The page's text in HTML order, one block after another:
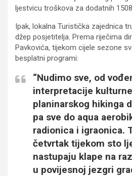
ljestvicu troškova za dodatnih
Ipak, lokalna Turistička zajednica
džep posjetitelja. Prema riječima
Pavkovića, tijekom cijele sezone
besplatni programi:
“Nudimo sve, od
interpretacije
planinarskog hikinga
pa sve do aqua
radionica i igraonica.
četvrtak tijekom sto
nastupaju klape na
u povijesnoj jezgri